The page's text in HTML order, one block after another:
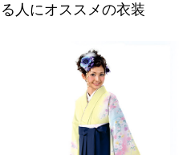
人にオススメの衣装